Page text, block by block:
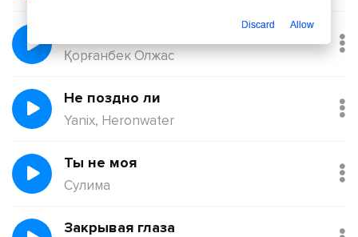
Қорғанбек Олжас
Не поздно ли
Yanix, Heronwater
Ты не моя
Сулима
Закрывая глаза
Discard Allow